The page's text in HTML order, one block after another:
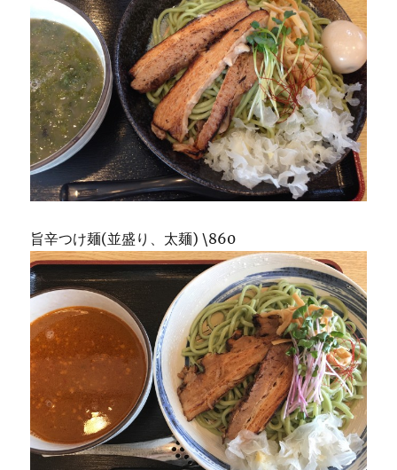
旨辛つけ麺(並盛り、太麺) \860